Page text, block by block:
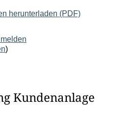
herunterladen (PDF)
)
Kundenanlage